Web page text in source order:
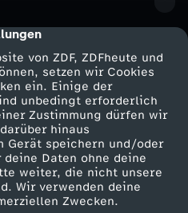
von ZDF, ZDFheute und
setzen wir Cookies
ein. Einige der
unbedingt erforderlich
Zustimmung dürfen wir
hinaus
Gerät speichern und/oder
Daten ohne deine
weiter, die nicht unsere
Wir verwenden deine
Zwecken.
Service
ZDFmitreden
Kontakt zum ZDF
Tickets